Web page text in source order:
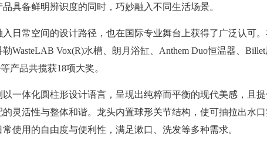
具备鲜明辨识度的同时，巧妙融入不同生活场景。
日常空间的设计路径，也在国际专业舞台上获得了广泛认可。
WasteLAB Vox(R)水槽、朗月浴缸、Anthem Duo恒温器、
产品共揽获18项大奖。
以一体化圆柱形设计语言，呈现出纯粹而平衡的现代美感，且
灵活性与整体和谐。龙头内置球形关节结构，使可抽拉出水口
使用的自由度与便利性，满足漱口、洗发等多种需求。